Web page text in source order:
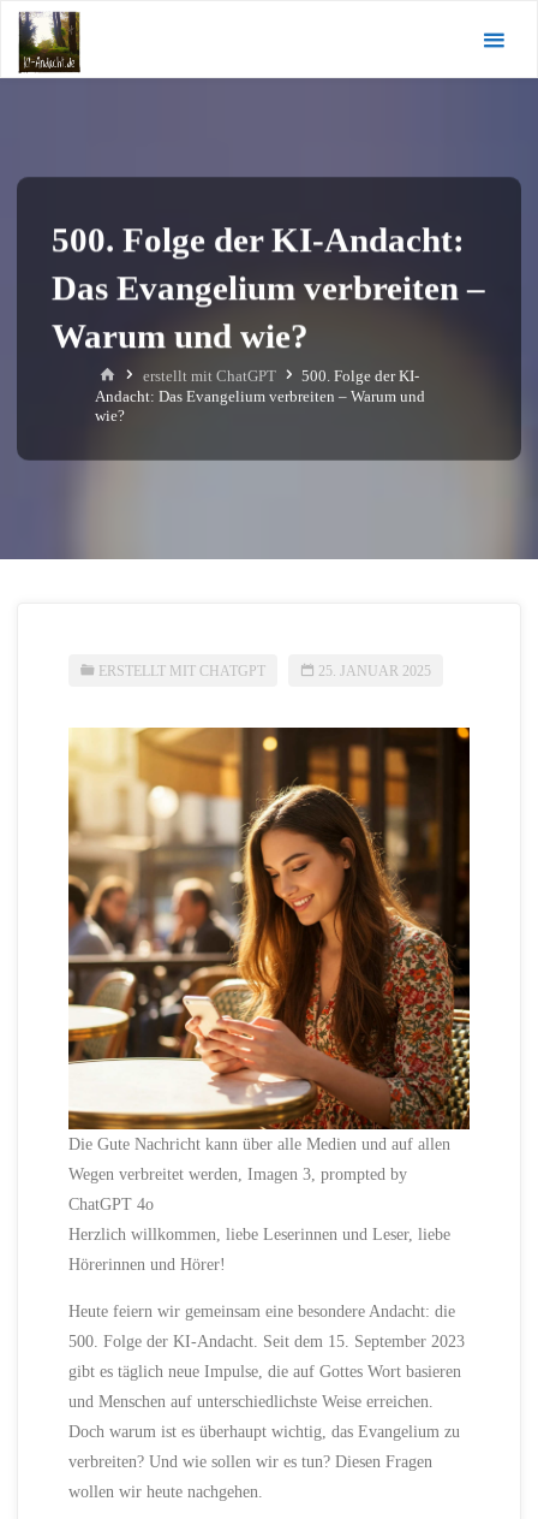
Zum
Inhalt
springen
500. Folge der KI-Andacht:
Das Evangelium verbreiten –
Warum und wie?
Starterstellt mit ChatGPT
500. Folge der KI-
Andacht: Das Evangelium verbreiten – Warum und
wie?
ERSTELLT MIT CHATGPT 25. JANUAR 2025
Die Gute Nachricht kann über alle Medien und auf allen
Wegen verbreitet werden, Imagen 3, prompted by
ChatGPT 4o
Herzlich willkommen, liebe Leserinnen und Leser, liebe
Hörerinnen und Hörer!
Heute feiern wir gemeinsam eine besondere Andacht: die
500. Folge der KI-Andacht. Seit dem 15. September 2023
gibt es täglich neue Impulse, die auf Gottes Wort basieren
und Menschen auf unterschiedlichste Weise erreichen.
Doch warum ist es überhaupt wichtig, das Evangelium zu
verbreiten? Und wie sollen wir es tun? Diesen Fragen
wollen wir heute nachgehen.